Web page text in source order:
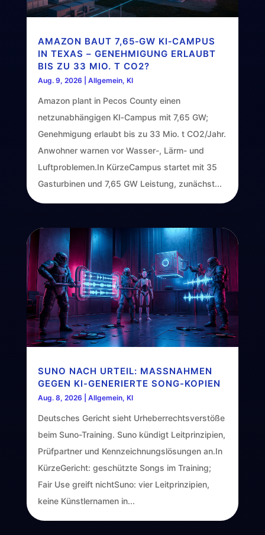
AMAZON BAUT 7,65‑GW KI‑CAMPUS
IN TEXAS – GENEHMIGUNG ERLAUBT
BIS ZU 33 MIO. T CO2?
Aug. 9, 2026 Allgemein, KI
Amazon plant in Pecos County einen
netzunabhängigen KI‑Campus mit 7,65 GW;
Genehmigung erlaubt bis zu 33 Mio. t CO2/Jahr.
Anwohner warnen vor Wasser-, Lärm- und
Luftproblemen.In KürzeCampus startet mit 35
Gasturbinen und 7,65 GW Leistung, zunächst...
SUNO NACH URTEIL: MASSNAHMEN G
EGEN KI-GENERIERTE SONG-KOPIEN
Aug. 8, 2026 Allgemein, KI
Deutsches Gericht sieht Urheberrechtsverstöße
beim Suno-Training. Suno kündigt Leitprinzipien,
Prüfpartner und Kennzeichnungslösungen an.In
KürzeGericht: geschützte Songs im Training;
Fair Use greift nichtSuno: vier Leitprinzipien,
keine Künstlernamen in...